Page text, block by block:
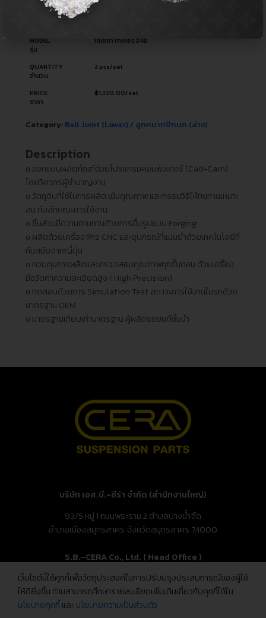
USED FOR
MODEL
รุ่น
โตโยต้า ไทเกอร์ D4D
QUANTITY
จำนวน
2 pcs/set
PRICE
ราคา
฿1,320.00/set
Category: Ball Joint (Lower) / ลูกหมากปีกนก (ล่าง)
Description
ᴏ ออกแบบผลิตภัณฑ์ด้วยโปรแกรมคอมพิวเตอร์ (Cad-Cam)
โดยวิศวกรผู้ชำนาญงาน
ᴏ วัตถุดิบที่ใช้ในการผลิต เน้นคุณภาพ และกรรมวิธีให้ทนทานเหมาะ
สม กับลักษณะการใช้งาน
ᴏ ชิ้นส่วนมีความทานทานด้วยการขึ้นรูปแบบ Forging
ᴏ ผลิตด้วยเครื่องจักร CNC และอุปกรณ์ที่แม่นยำด้วยเทคโนโลยีที่
ทันสมัยจากญี่ปุ่น
ᴏ ควบคุมการผลิตและตรวจสอบคุณภาพทุกขั้นตอน ด้วยเครื่อง
มือวัดค่าความละเอียดสูง ( High Precision)
ᴏ ทดสอบด้วยการ Simulation Test สภาวะการใช้งานในรถด้วย
มาตรฐาน OEM
ᴏ มาตรฐานเทียบเท่ามาตรฐาน ผู้ผลิตรถยนต์ชั้นนำ
บริษัท เอส.บี.-ซีร่า จำกัด (สำนักงานใหญ่)
93/5 หมู่ 1 ถนนพระราม 2 ตำบลบางน้ำจืด
อำเภอเมืองสมุทรสาคร จังหวัดสมุทรสาคร 74000
S.B.-CERA Co., Ltd. ( Head Office )
93/5 Moo.1, Rama 2 Rd., Bang Nam Chuet,
Mueang Samut Sakhon, Samut Sakhon 74000, Thailand
เว็บไซต์นี้ใช้คุกกี้เพื่อวัตถุประสงค์ในการปรับปรุงประสบการณ์ของผู้ใช้
ให้ดียิ่งขึ้น ท่านสามารถศึกษารายละเอียดเพิ่มเติมเกี่ยวกับคุกกี้ได้ใน
นโยบายคุกกี้และ นโยบายความเป็นส่วนตัว